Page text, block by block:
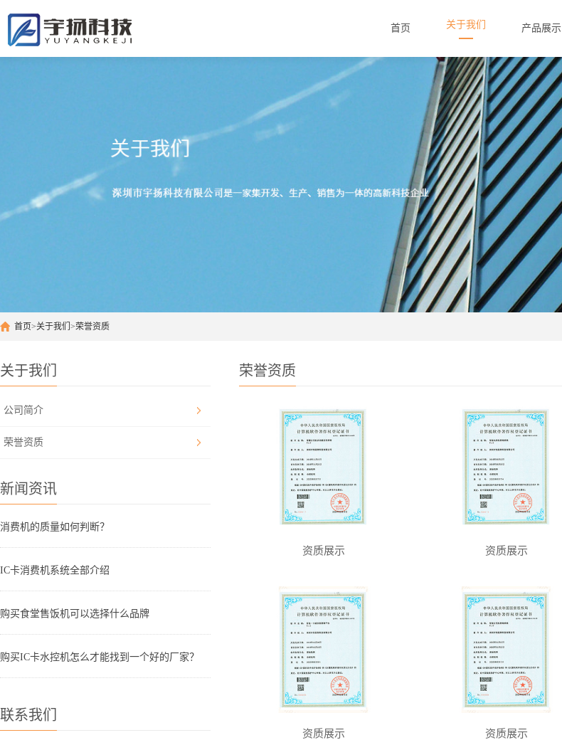
首页 关于我们 产品展示
首页>关于我们 >荣誉资质
关于我们
公司简介
荣誉资质
新闻资讯
消费机的质量如何判断？
IC卡消费机系统全部介绍
购买食堂售饭机可以选择什么品牌
购买IC卡水控机怎么才能找到一个好的厂家？
联系我们
荣誉资质
资质展示 资质展示
资质展示 资质展示